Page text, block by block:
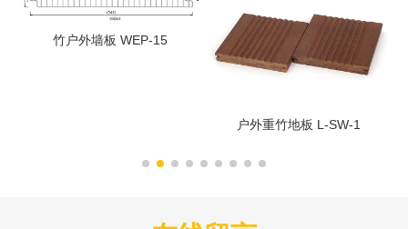
竹户外墙板 WEP-15
户外重竹地板 L-SW-1